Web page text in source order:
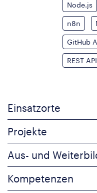
Node.js
n8n
GitHub
REST
Einsatzorte
Projekte
Aus- und
Kompetenzen